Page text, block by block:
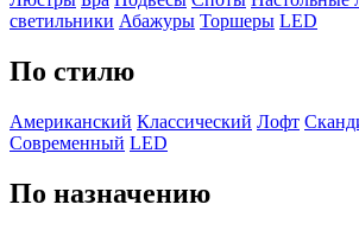
светильники Абажуры Торшеры LED
По стилю
Американский Классический Лофт
Современный LED
По назначению